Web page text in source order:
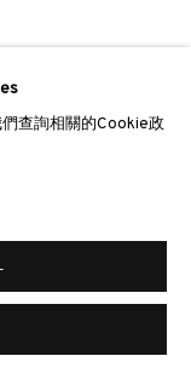
查詢相關的Cookie政
Stand 617,